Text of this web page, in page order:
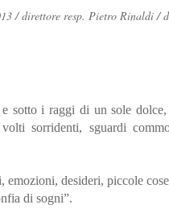
/direttore resp. Pietro Rinaldi /
sotto i raggi di un sole dolce,
sorridenti, sguardi
emozioni, desideri, piccole
di sogni”.